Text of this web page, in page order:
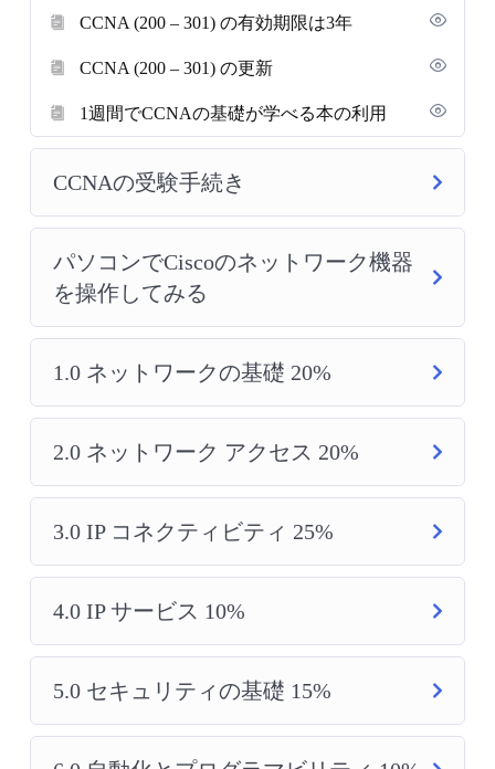
CCNA (200 – 301) の有効期限は3年
CCNA (200 – 301) の更新
1週間でCCNAの基礎が学べる本の利用
CCNAの受験手続き
パソコンでCiscoのネットワーク機器
を操作してみる
1.0 ネットワークの基礎 20%
2.0 ネットワーク アクセス 20%
3.0 IP コネクティビティ 25%
4.0 IP サービス 10%
5.0 セキュリティの基礎 15%